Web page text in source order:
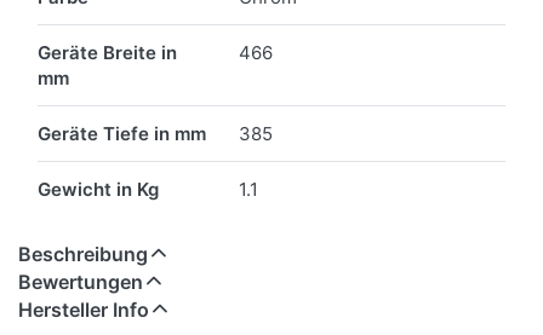
Geräte Breite in
mm
466
Geräte Tiefe in mm 385
Gewicht in Kg 1.1
Beschreibung
Bewertungen
Hersteller Info